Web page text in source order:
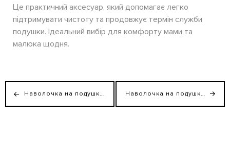
Це практичний аксесуар, який допомагає легко
підтримувати чистоту та продовжує термін служби
подушки. Ідеальний вибір для комфорту мами та
малюка щодня.
Наволочка на подушку Комфорт Наволочка на подушку "Relax"